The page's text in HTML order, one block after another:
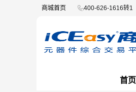
商城首页 400-626-1616转1
首页